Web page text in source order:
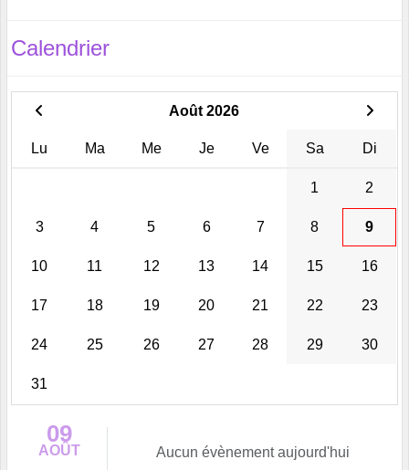
Calendrier
Août 2026
Lu Ma Me Je Ve Sa Di
1 2
3 4 5 6 7 8 9
10 11 12 13 14 15 16
17 18 19 20 21 22 23
24 25 26 27 28 29 30
31
09
AOÛT Aucun évènement aujourd'hui